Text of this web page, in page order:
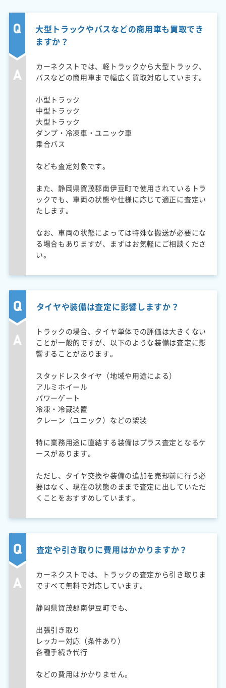
大型トラックやバスなどの商用車も買取でき
ますか？
カーネクストでは、軽トラックから大型トラック、
バスなどの商用車まで幅広く買取対応しています。
小型トラック
中型トラック
大型トラック
ダンプ・冷凍車・ユニック車
乗合バス
なども査定対象です。
また、静岡県賀茂郡南伊豆町で使用されているトラ
ックでも、車両の状態や仕様に応じて適正に査定い
たします。
なお、車両の状態によっては特殊な搬送が必要にな
る場合もありますが、まずはお気軽にご相談くださ
い。
タイヤや装備は査定に影響しますか？
トラックの場合、タイヤ単体での評価は大きくない
ことが一般的ですが、以下のような装備は査定に影
響することがあります。
スタッドレスタイヤ（地域や用途による）
アルミホイール
パワーゲート
冷凍・冷蔵装置
クレーン（ユニック）などの架装
特に業務用途に直結する装備はプラス査定となるケ
ースがあります。
ただし、タイヤ交換や装備の追加を売却前に行う必
要はなく、現在の状態のままで査定に出していただ
くことをおすすめしています。
査定や引き取りに費用はかかりますか？
カーネクストでは、トラックの査定から引き取りま
ですべて無料で対応しています。
静岡県賀茂郡南伊豆町でも、
出張引き取り
レッカー対応（条件あり）
各種手続き代行
などの費用はかかりません。